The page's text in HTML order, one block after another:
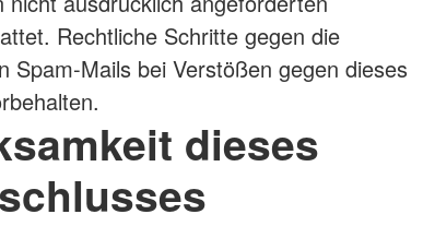
Rechtliche Schritte gegen die
Spam-Mails bei Verstößen gegen dieses
dieses